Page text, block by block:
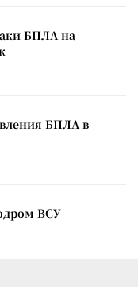
БПЛА на
БПЛА в
ВСУ